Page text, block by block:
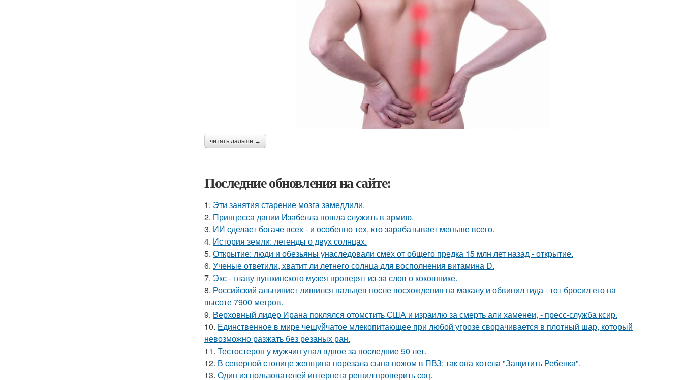
читать дальше →
Последние обновления на сайте:
1. Эти занятия старение мозга замедлили.
2. Принцесса дании Изабелла пошла служить в армию.
3. ИИ сделает богаче всех - и особенно тех, кто зарабатывает меньше всего.
4. История земли: легенды о двух солнцах.
5. Открытие: люди и обезьяны унаследовали смех от общего предка 15 млн лет назад - открытие.
6. Ученые ответили, хватит ли летнего солнца для восполнения витамина D.
7. Экс - главу пушкинского музея проверят из-за слов о кокошнике.
8. Российский альпинист лишился пальцев после восхождения на макалу и обвинил гида - тот бросил его на
высоте 7900 метров.
9. Верховный лидер Ирана поклялся отомстить США и израилю за смерть али хаменеи, - пресс-служба ксир.
10. Единственное в мире чешуйчатое млекопитающее при любой угрозе сворачивается в плотный шар, который
невозможно разжать без резаных ран.
11. Тестостерон у мужчин упал вдвое за последние 50 лет.
12. В северной столице женщина порезала сына ножом в ПВЗ: так она хотела "Защитить Ребенка".
13. Один из пользователей интернета решил проверить соц.